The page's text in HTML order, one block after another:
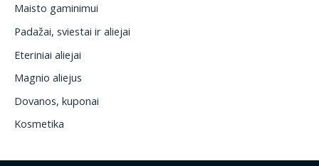
Maisto gaminimui
Padažai, sviestai ir aliejai
Eteriniai aliejai
Magnio aliejus
Dovanos, kuponai
Kosmetika